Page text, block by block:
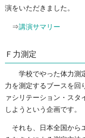
演をいただきました。
⇒講演サマリー
Ｆ力測定
学校でやった体力測定
力を測定するブースを回
ァシリテーション・スタ
しようという企画です
それも、日本全国から